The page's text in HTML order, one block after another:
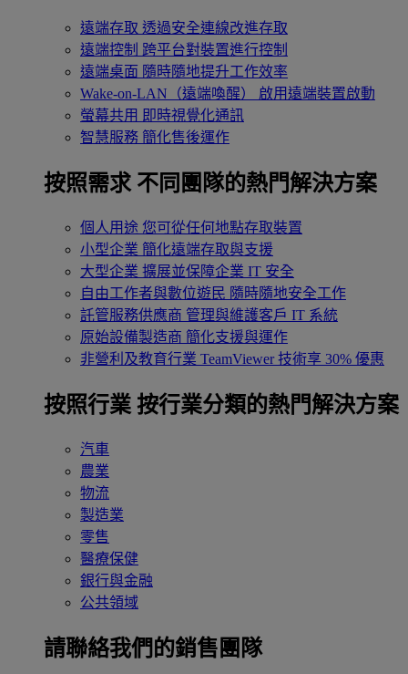
遠端存取 透過安全連線改進存取
遠端控制 跨平台對裝置進行控制
遠端桌面 隨時隨地提升工作效率
Wake-on-LAN（遠端喚醒）
啟用遠端裝置啟動
螢幕共用 即時視覺化通訊
智慧服務 簡化售後運作
按照需求 不同團隊的熱門解決方案
個人用途 您可從任何地點存取裝置
小型企業 簡化遠端存取與支援
大型企業 擴展並保障企業 IT 安全
自由工作者與數位遊民 隨時隨地安全工作
託管服務供應商 管理與維護客戶 IT 系統
原始設備製造商 簡化支援與運作
非營利及教育行業 TeamViewer 技術享 30% 優惠
按照行業 按行業分類的熱門解決方案
汽車
農業
物流
製造業
零售
醫療保健
銀行與金融
公共領域
請聯絡我們的銷售團隊